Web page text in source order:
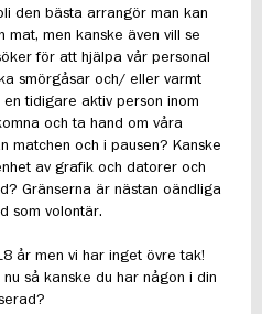
den bästa arrangör man kan
mat, men kanske även vill se
för att hjälpa vår personal
smörgåsar och/ eller varmt
tidigare aktiv person inom
och ta hand om våra
matchen och i pausen? Kanske
av grafik och datorer och
Gränserna är nästan oändliga
som volontär.
år men vi har inget övre tak!
så kanske du har någon i din